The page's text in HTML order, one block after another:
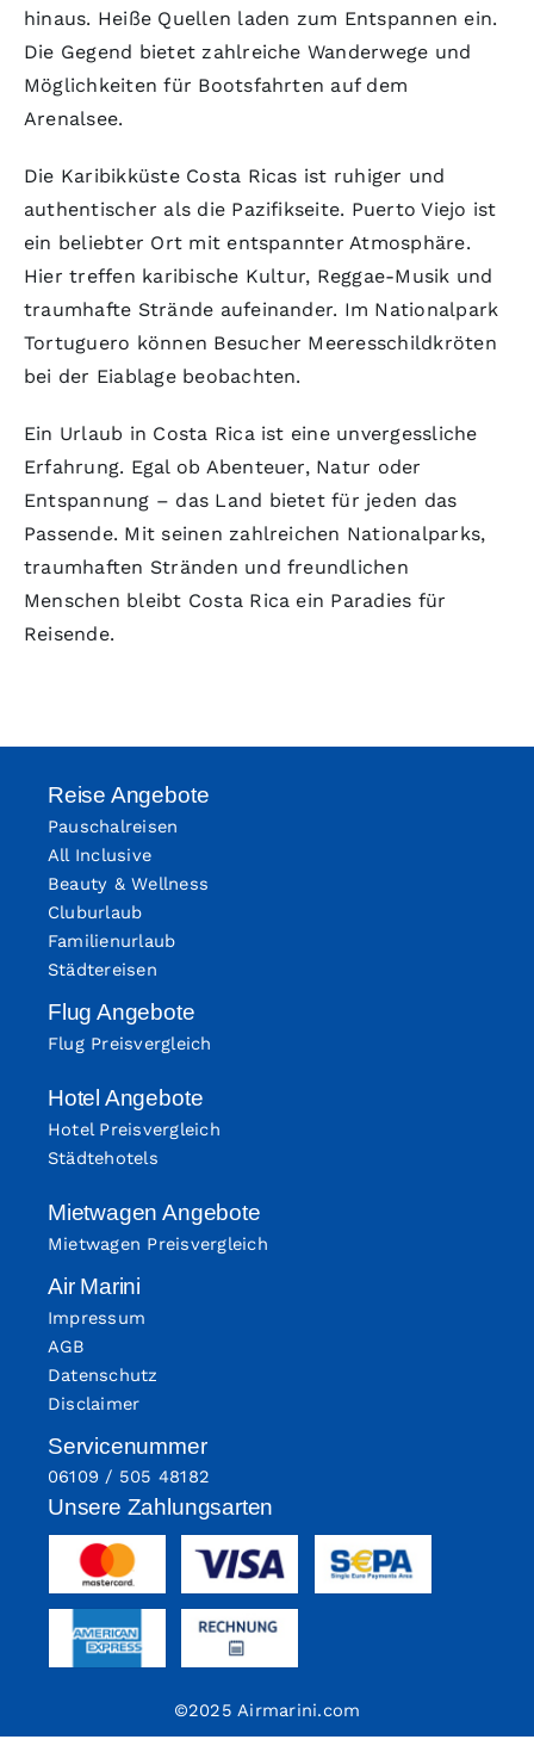
hinaus. Heiße Quellen laden zum Entspannen ein.
Die Gegend bietet zahlreiche Wanderwege und
Möglichkeiten für Bootsfahrten auf dem
Arenalsee.
Die Karibikküste Costa Ricas ist ruhiger und
authentischer als die Pazifikseite. Puerto Viejo ist
ein beliebter Ort mit entspannter Atmosphäre.
Hier treffen karibische Kultur, Reggae-Musik und
traumhafte Strände aufeinander. Im Nationalpark
Tortuguero können Besucher Meeresschildkröten
bei der Eiablage beobachten.
Ein Urlaub in Costa Rica ist eine unvergessliche
Erfahrung. Egal ob Abenteuer, Natur oder
Entspannung – das Land bietet für jeden das
Passende. Mit seinen zahlreichen Nationalparks,
traumhaften Stränden und freundlichen
Menschen bleibt Costa Rica ein Paradies für
Reisende.
Reise Angebote
Pauschalreisen
All Inclusive
Beauty & Wellness
Cluburlaub
Familienurlaub
Städtereisen
Flug Angebote
Flug Preisvergleich
Hotel Angebote
Hotel Preisvergleich
Städtehotels
Mietwagen Angebote
Mietwagen Preisvergleich
Air Marini
Impressum
AGB
Datenschutz
Disclaimer
Servicenummer
06109 / 505 48182
Unsere Zahlungsarten
©2025 Airmarini.com